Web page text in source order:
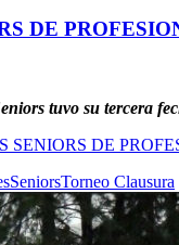
DE
tuvo su tercera
SENIORS DE
SeniorsTorneo Clausura